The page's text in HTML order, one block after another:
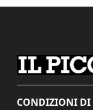
CONDIZIONI DI